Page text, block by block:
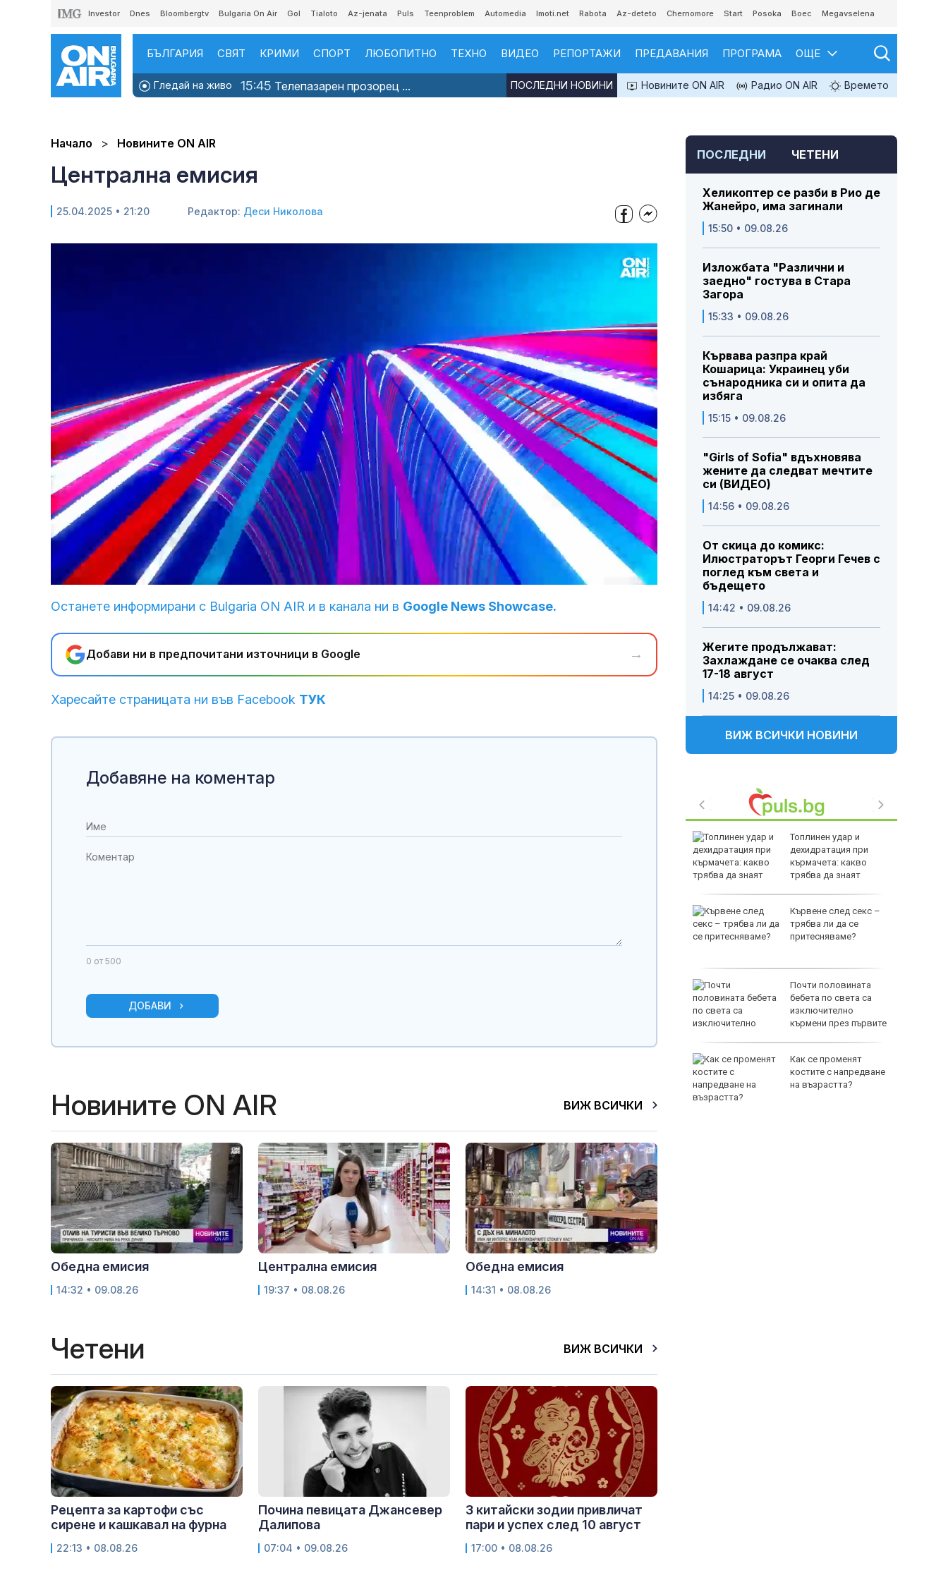
Investor Dnes Bloombergtv Bulgaria On Air Gol Tialoto Az-jenata Puls Teenproblem Automedia Imoti.net Rabota Az-deteto Chernomore Start Posoka Boec Megavselena
БЪЛГАРИЯ СВЯТ КРИМИ СПОРТ ЛЮБОПИТНО ТЕХНО ВИДЕО РЕПОРТАЖИ ПРЕДАВАНИЯ ПРОГРАМА ОЩЕ
Гледай на живо 15:45 Телепазарен прозорец ... Новините ON AIR Радио ON AIR Времето
ПОСЛЕДНИ НОВИНИ
Начало Новините ON AIR
Централна емисия
25.04.2025 • 21:20 Редактор: Деси Николова
Unmute Loaded :
2.90%
Останете информирани с Bulgaria ON AIR и в канала ни в Google News Showcase.
Добави ни в предпочитани източници в Google →
Харесайте страницата ни във Facebook ТУК
ПОСЛЕДНИ ЧЕТЕНИ
Хеликоптер се разби в Рио де
Жанейро, има загинали
15:50 • 09.08.26
Изложбата "Различни и
заедно" гостува в Стара
Загора
15:33 • 09.08.26
Кървава разпра край
Кошарица: Украинец уби
сънародника си и опита да
избяга
15:15 • 09.08.26
"Girls of Sofia" вдъхновява
жените да следват мечтите
си (ВИДЕО)
14:56 • 09.08.26
От скица до комикс:
Илюстраторът Георги Гечев с
поглед към света и
бъдещето
14:42 • 09.08.26
Жегите продължават:
Захлаждане се очаква след
17-18 август
14:25 • 09.08.26
ВИЖ ВСИЧКИ НОВИНИ
Добрина:
руската логистика
Топлинен удар и
дехидратация при
кърмачета: какво
трябва да знаят
Кървене след секс –
трябва ли да се
притесняваме?
Почти половината
бебета по света са
изключително
кърмени през първите
Как се променят
костите с напредване
на възрастта?
Добавяне на коментар
0 от 500
ДОБАВИ
Новините ON AIR ВИЖ ВСИЧКИ
Обедна емисия
14:32 • 09.08.26
Централна емисия
19:37 • 08.08.26
Обедна емисия
14:31 • 08.08.26
Четени ВИЖ ВСИЧКИ
Рецепта за картофи със
сирене и кашкавал на фурна
22:13 • 08.08.26
Почина певицата Джансевер
Далипова
07:04 • 09.08.26
3 китайски зодии привличат
пари и успех след 10 август
17:00 • 08.08.26